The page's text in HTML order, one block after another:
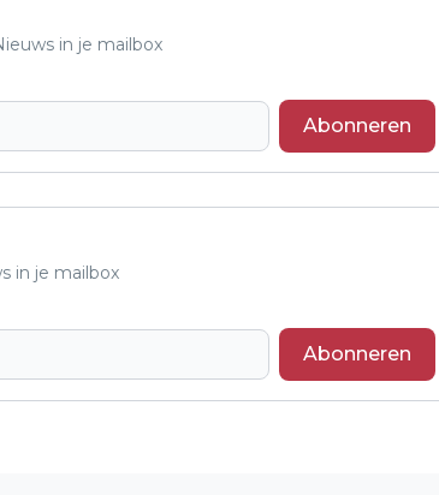
in je mailbox
Abonneren
in je mailbox
Abonneren